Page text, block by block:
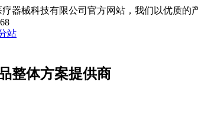
器械科技有限公司官方网站，我们以优质的
站
整体方案提供商